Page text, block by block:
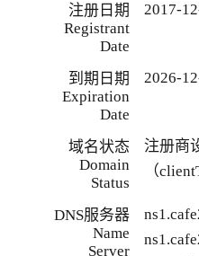
注册日期
Registrant
Date
2017-
到期日期
Expiration
Date
2026-
域名状态
Domain
Status
注册商
（
DNS服务器
Name
Server